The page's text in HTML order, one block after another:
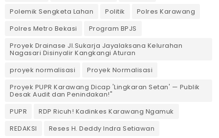
Polemik Sengketa Lahan
Politik
Polres Karawang
Polres Metro Bekasi
Program BPJS
Proyek Drainase Jl.Sukarja Jayalaksana Kelurahan
Nagasari Disinyalir Kangkangi Aturan
proyek normalisasi
Proyek Normalisasi
Proyek PUPR Karawang Dicap 'Lingkaran Setan' — Publik
Desak Audit dan Penindakan!"
PUPR
RDP Ricuh! Kadinkes Karawang Ngamuk
REDAKSI
Reses H. Deddy Indra Setiawan